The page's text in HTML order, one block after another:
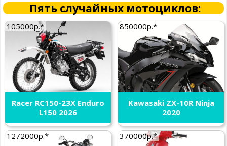
Пять случайных мотоциклов:
105000р.*
Racer RC150-23X Enduro
L150 2026
850000р.*
Kawasaki ZX-10R Ninja
2020
1272000р.* 370000р.*